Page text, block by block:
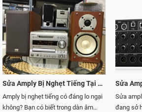
chính
các đơn vị cung cấp dịch vụ sửa
chữa thiết bị âm thanh cũng ra đời
để đáp ứng những yêu cầu của
khách hàng. Có nhiều đơn vị cung
cấp dịch vụ sửa chữa các thiết bị âm
thanh như amply, vang số, sửa cục
đẩy công suất ,… Tuy nhiên không
phải đơn vị nào cũng cung cấp dịch
vụ sửa chữa uy tín. Đây cũng là điều
khiến cho khách hàng rất quan tâm.
hàng
không
đòi hỏi
phải có
dịch vụ
có thể
hợp mà
hoc cho
hành
bạn cần
Sửa Amply Bị Nghẹt Tiếng Tại TP HCM Giá Rẻ, Hiệu Quả
Amply bị nghẹt tiếng có đáng lo ngại
không? Bạn có biết trong dàn âm
Sửa
đang sở